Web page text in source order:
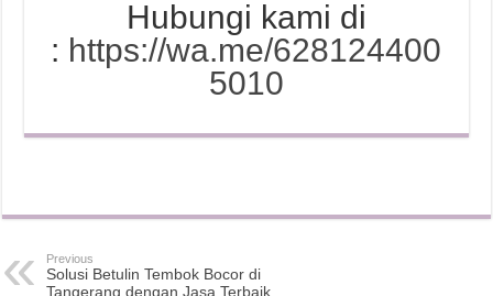
Hubungi kami di
: https://wa.me/628124400
5010
Previous
Solusi Betulin Tembok Bocor di
Tangerang dengan Jasa Terbaik